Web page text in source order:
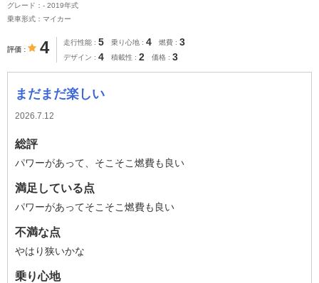
グレード：- 2019年式
乗車形式：マイカー
評価 4 走行性能 5 乗り心地 4 燃費 3
デザイン 4 積載性 2 価格 3
まだまだ楽しい
2026.7.12
総評
パワーがあって、そこそこ燃費も良い
満足している点
パワーがあってそこそこ燃費も良い
不満な点
やはり狭いかな
乗り心地